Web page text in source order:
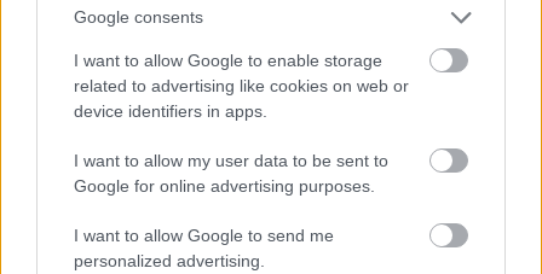
Google consents
I want to allow Google to enable storage
related to advertising like cookies on web or
device identifiers in apps.
I want to allow my user data to be sent to
Google for online advertising purposes.
I want to allow Google to send me
personalized advertising.